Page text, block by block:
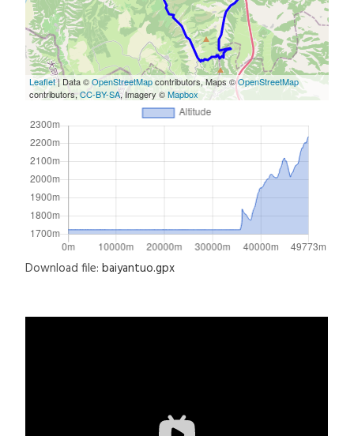
Leaflet| Data ©OpenStreetMapcontributors, Maps ©OpenStreetMap
contributors,CC-BY-SA, Imagery ©Mapbox
Download file:baiyantuo.gpx